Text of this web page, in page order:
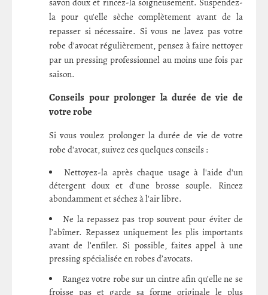
savon doux et rincez-la soigneusement. Suspendez-
la pour qu'elle sèche complètement avant de la
repasser si nécessaire. Si vous ne lavez pas votre
robe d'avocat régulièrement, pensez à faire nettoyer
par un pressing professionnel au moins une fois par
saison.
Conseils pour prolonger la durée de vie de
votre robe
Si vous voulez prolonger la durée de vie de votre
robe d'avocat, suivez ces quelques conseils :
Nettoyez-la après chaque usage à l'aide d'un
détergent doux et d'une brosse souple. Rincez
abondamment et séchez à l'air libre.
Ne la repassez pas trop souvent pour éviter de
l’abîmer. Repassez uniquement les plis importants
avant de l’enfiler. Si possible, faites appel à une
pressing spécialisée en robes d’avocats.
Rangez votre robe sur un cintre afin qu’elle ne se
froisse pas et garde sa forme originale le plus